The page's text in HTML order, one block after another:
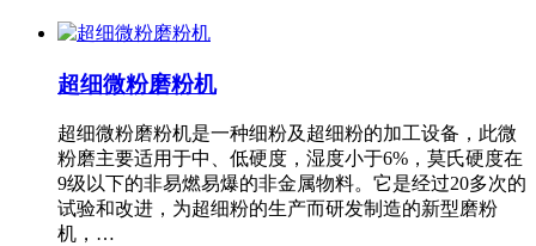
超细微粉磨粉机
超细微粉磨粉机是一种细粉及超细粉的加工设备，此微
粉磨主要适用于中、低硬度，湿度小于6%，莫氏硬度在
9级以下的非易燃易爆的非金属物料。它是经过20多次的
试验和改进，为超细粉的生产而研发制造的新型磨粉
机，…